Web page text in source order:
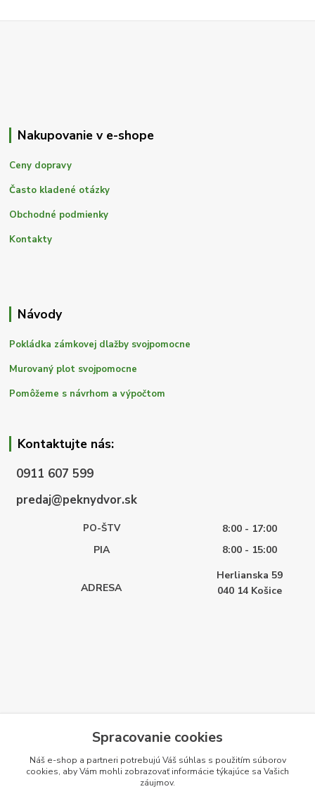
Nakupovanie v e-shope
Ceny dopravy
Často kladené otázky
Obchodné podmienky
Kontakty
Návody
Pokládka zámkovej dlažby svojpomocne
Murovaný plot svojpomocne
Pomôžeme s návrhom a výpočtom
Kontaktujte nás:
0911 607 599
predaj@peknydvor.sk
PO-ŠTV
8:00 - 17:00
PIA
8:00 - 15:00
ADRESA
Herlianska 59
040 14 Košice
Spracovanie cookies
Náš e-shop a partneri potrebujú Váš súhlas s použitím súborov
cookies, aby Vám mohli zobrazovať informácie týkajúce sa Vašich
záujmov.